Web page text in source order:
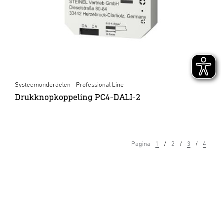
Systeemonderdelen - Professional Line
Drukknopkoppeling PC4-DALI-2
Pagina 1 2 3 4